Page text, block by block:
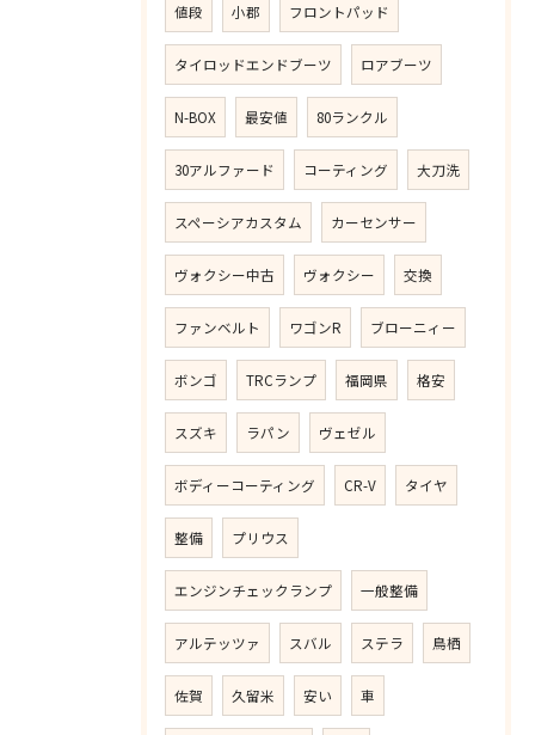
値段 小郡 フロントパッド
タイロッドエンドブーツ ロアブーツ
N-BOX 最安値 80ランクル
30アルファード コーティング 大刀洗
スペーシアカスタム カーセンサー
ヴォクシー中古 ヴォクシー 交換
ファンベルト ワゴンR ブローニィー
ボンゴ TRCランプ 福岡県 格安
スズキ ラパン ヴェゼル
ボディーコーティング CR-V タイヤ
整備 プリウス
エンジンチェックランプ 一般整備
アルテッツァ スバル ステラ 鳥栖
佐賀 久留米 安い 車